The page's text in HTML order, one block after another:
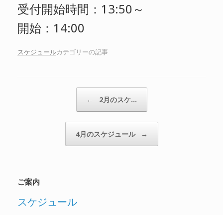
受付開始時間：13:50～
開始：14:00
スケジュールカテゴリーの記事
← 2月のスケ…
4月のスケジュール →
ご案内
スケジュール